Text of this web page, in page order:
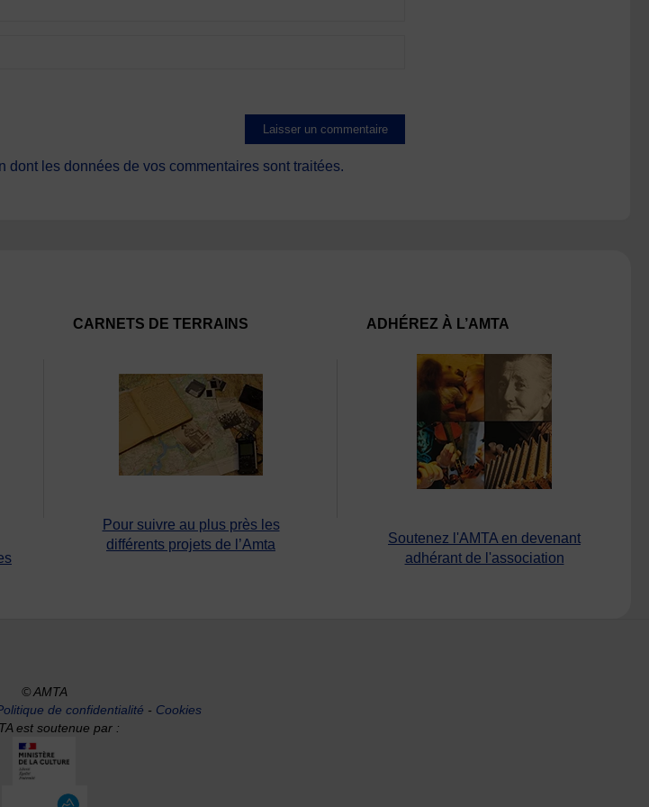
dont les données de vos commentaires sont traitées.
CARNETS DE TERRAINS
Pour suivre au plus près les
différents projets de l’Amta
ADHÉREZ À L’AMTA
Soutenez l'AMTA en devenant
adhérant de l'association
© AMTA
de confidentialité - Cookies
est soutenue par :